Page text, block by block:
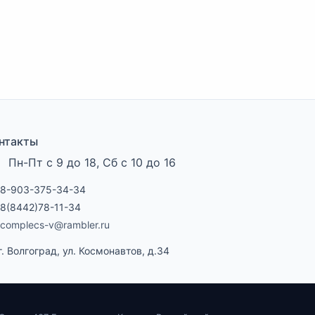
Пн-Пт с 9 до 18, Сб с 10 до 16
8-903-375-34-34
8(8442)78-11-34
complecs-v@rambler.ru
Волгоград, ул. Космонавтов, д.34